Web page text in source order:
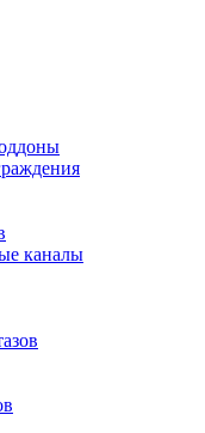
каналы